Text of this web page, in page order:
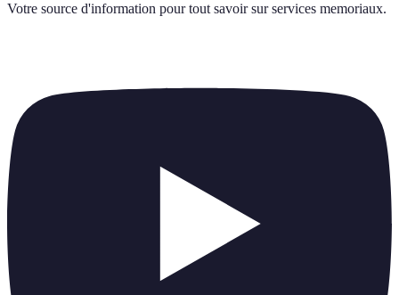
Votre source d'information pour tout savoir sur services memoriaux.